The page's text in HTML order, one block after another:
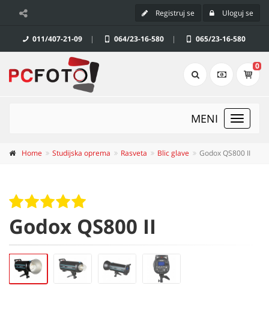
Registruj se Uloguj se
011/407-21-09 | 064/23-16-580 | 065/23-16-580
0
Toggle
MENI
Home Studijska oprema Rasveta Blic glave Godox QS800 II
Godox QS800 II